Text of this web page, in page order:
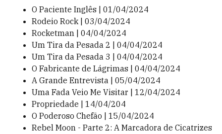
O Paciente Inglês | 01/04/2024
Rodeio Rock | 03/04/2024
Rocketman | 04/04/2024
Um Tira da Pesada 2 | 04/04/2024
Um Tira da Pesada 3 | 04/04/2024
O Fabricante de Lágrimas | 04/04/2024
A Grande Entrevista | 05/04/2024
Uma Fada Veio Me Visitar | 12/04/2024
Propriedade | 14/04/204
O Poderoso Chefão | 15/04/2024
Rebel Moon - Parte 2: A Marcadora de Cicatrizes